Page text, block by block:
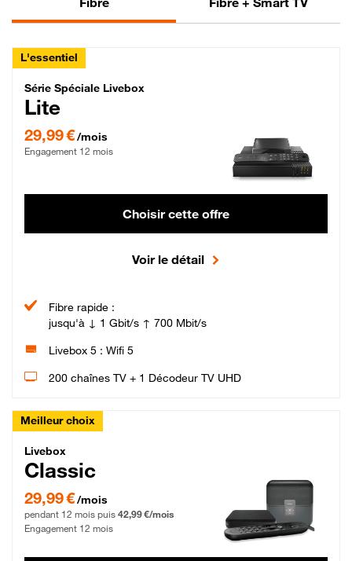
L'essentiel
Série Spéciale Livebox Lite Fibre
Série Spéciale Livebox
Lite
29,99 €/mois
Engagement 12 mois
Choisir cette offre
Voir le détail
Fibre rapide :
jusqu'à ↓ 1 Gbit/s ↑ 700 Mbit/s
Livebox 5 : Wifi 5
200 chaînes TV + 1 Décodeur TV UHD
Meilleur choix
Livebox Classic Fibre
Livebox
Classic
29,99 € par mois pendant 12 mois puis 42,99 € par mois, Engagement 12 mois
29,99 €/mois
pendant 12 mois puis 42,99 €/mois
Engagement 12 mois